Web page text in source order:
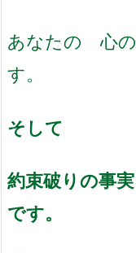
あなたの 心の
す。
そして
約束破りの事
です。